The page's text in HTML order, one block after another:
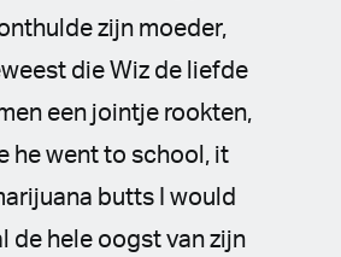
zijn moeder,
die Wiz de liefde
een jointje rookten,
he went to school, it
butts I would
de hele oogst van zijn